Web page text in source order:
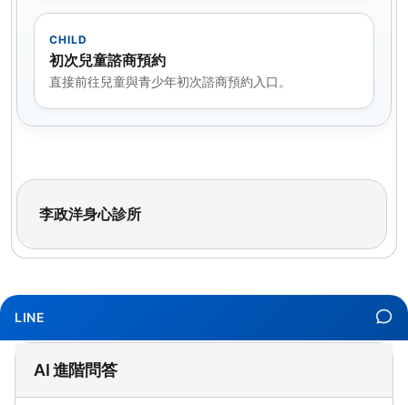
CHILD
初次兒童諮商預約
直接前往兒童與青少年初次諮商預約入口。
李政洋身心診所
LINE
AI 進階問答